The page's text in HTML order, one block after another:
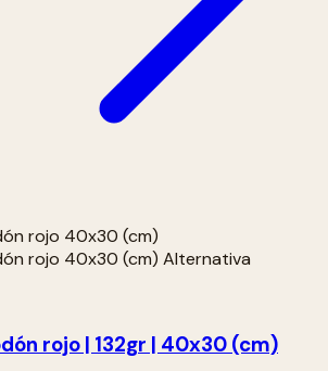
rojo | 132gr | 40x30 (cm)